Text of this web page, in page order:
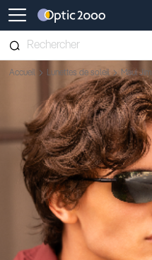
Retour vers la page d'accueil
Accueil Lunettes de soleil Maui Jim